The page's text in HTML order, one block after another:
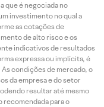
que é negociada no
investimento no qual a
as cotações de
de alto risco e os
indicativos de resultados
expressa ou implícita, é
condições de mercado, o
da empresa e do setor
resultar até mesmo
recomendada para o